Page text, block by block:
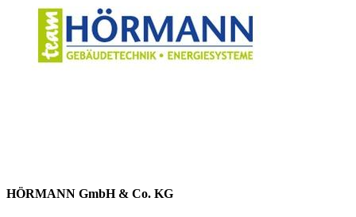
HÖRMANN GmbH & Co. KG